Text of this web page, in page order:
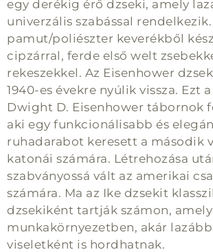
egy derékig érő dzseki, amely
univerzális szabással
pamut/poliészter keverékből
cipzárral, ferde első welt
rekeszekkel. Az Eisenhower
1940-es évekre nyúlik vissza. Ezt
Dwight D. Eisenhower tábornok
aki egy funkcionálisabb és
ruhadarabot keresett a második
katonái számára. Létrehozása
szabványossá vált az amerikai
számára. Ma az Ike dzsekit
dzsekiként tartják számon,
munkakörnyezetben, akár
viseletként is hordhatnak.